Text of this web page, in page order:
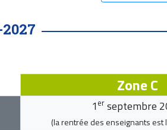
Zone C
1 er septembre
(la rentrée des enseignants est